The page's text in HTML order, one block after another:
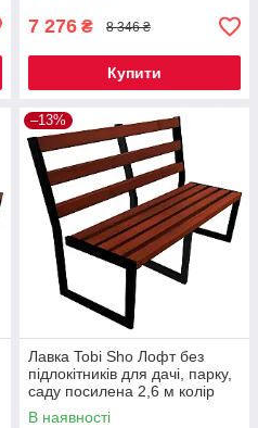
7 276 ₴ 8 346 ₴
Купити
–13%
Лавка Tobi Sho Лофт без
підлокітників для дачі, парку,
саду посилена 2,6 м колір
махагоній
В наявності